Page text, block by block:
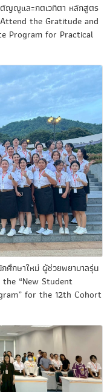
ตัญญูและกตเวทิตา หลักสูตร
the Gratitude and
Program for Practical
ศึกษาใหม่ ผู้ช่วยพยาบาลรุ่น
“New Student
for the 12th Cohort